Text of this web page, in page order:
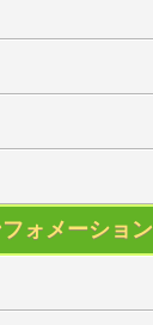
ォメーション